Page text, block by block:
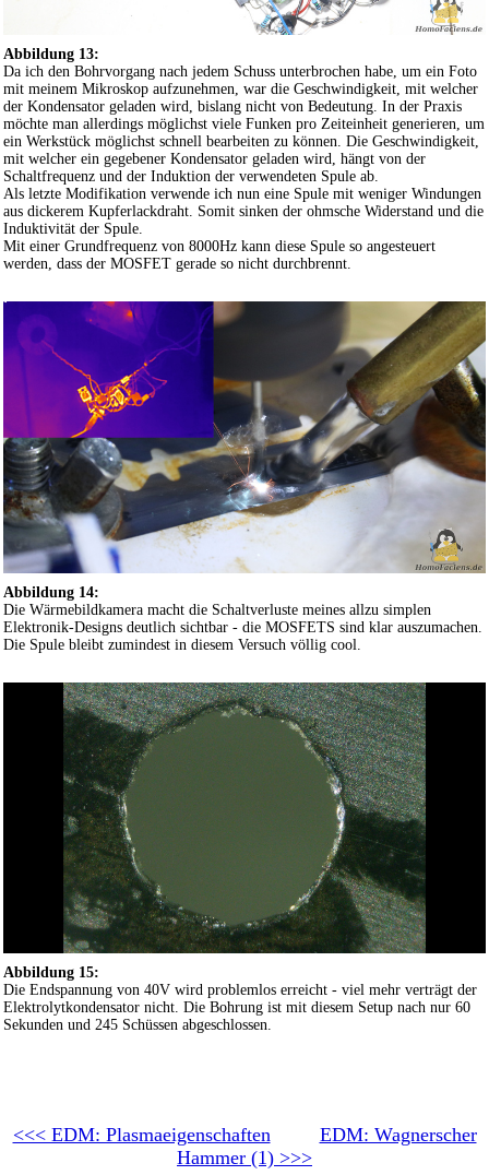
Abbildung 13:
Da ich den Bohrvorgang nach jedem Schuss unterbrochen habe, um ein Foto
mit meinem Mikroskop aufzunehmen, war die Geschwindigkeit, mit welcher
der Kondensator geladen wird, bislang nicht von Bedeutung. In der Praxis
möchte man allerdings möglichst viele Funken pro Zeiteinheit generieren, um
ein Werkstück möglichst schnell bearbeiten zu können. Die Geschwindigkeit,
mit welcher ein gegebener Kondensator geladen wird, hängt von der
Schaltfrequenz und der Induktion der verwendeten Spule ab.
Als letzte Modifikation verwende ich nun eine Spule mit weniger Windungen
aus dickerem Kupferlackdraht. Somit sinken der ohmsche Widerstand und die
Induktivität der Spule.
Mit einer Grundfrequenz von 8000Hz kann diese Spule so angesteuert
werden, dass der MOSFET gerade so nicht durchbrennt.
Abbildung 14:
Die Wärmebildkamera macht die Schaltverluste meines allzu simplen
Elektronik-Designs deutlich sichtbar - die MOSFETS sind klar auszumachen.
Die Spule bleibt zumindest in diesem Versuch völlig cool.
Abbildung 15:
Die Endspannung von 40V wird problemlos erreicht - viel mehr verträgt der
Elektrolytkondensator nicht. Die Bohrung ist mit diesem Setup nach nur 60
Sekunden und 245 Schüssen abgeschlossen.
<<< EDM: Plasmaeigenschaften
EDM: Wagnerscher
Hammer (1) >>>